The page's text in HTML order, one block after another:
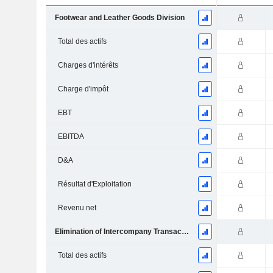
Footwear and Leather Goods Division
Total des actifs
Charges d'intérêts
Charge d'impôt
EBT
EBITDA
D&A
Résultat d'Exploitation
Revenu net
Elimination of Intercompany Transactions
Total des actifs